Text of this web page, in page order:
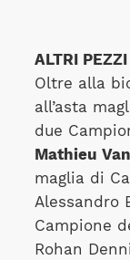
ALTRI PEZZI
Oltre alla
all’asta
due
Mathieu
maglia di
Alessandro
Campione
Rohan